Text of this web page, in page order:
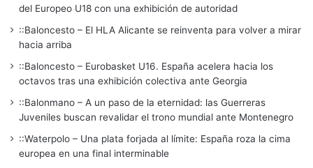
del Europeo U18 con una exhibición de autoridad
::Baloncesto – El HLA Alicante se reinventa para volver a mirar
hacia arriba
::Baloncesto – Eurobasket U16. España acelera hacia los
octavos tras una exhibición colectiva ante Georgia
::Balonmano – A un paso de la eternidad: las Guerreras
Juveniles buscan revalidar el trono mundial ante Montenegro
::Waterpolo – Una plata forjada al límite: España roza la cima
europea en una final interminable